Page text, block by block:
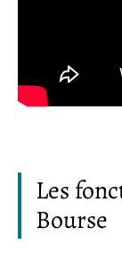
Les
Bourse